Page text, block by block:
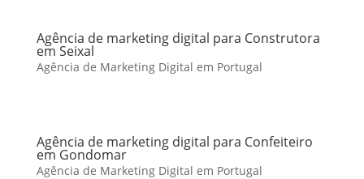
Agência de marketing digital para Construtora
em Seixal
Agência de Marketing Digital em Portugal
Agência de marketing digital para Confeiteiro
em Gondomar
Agência de Marketing Digital em Portugal